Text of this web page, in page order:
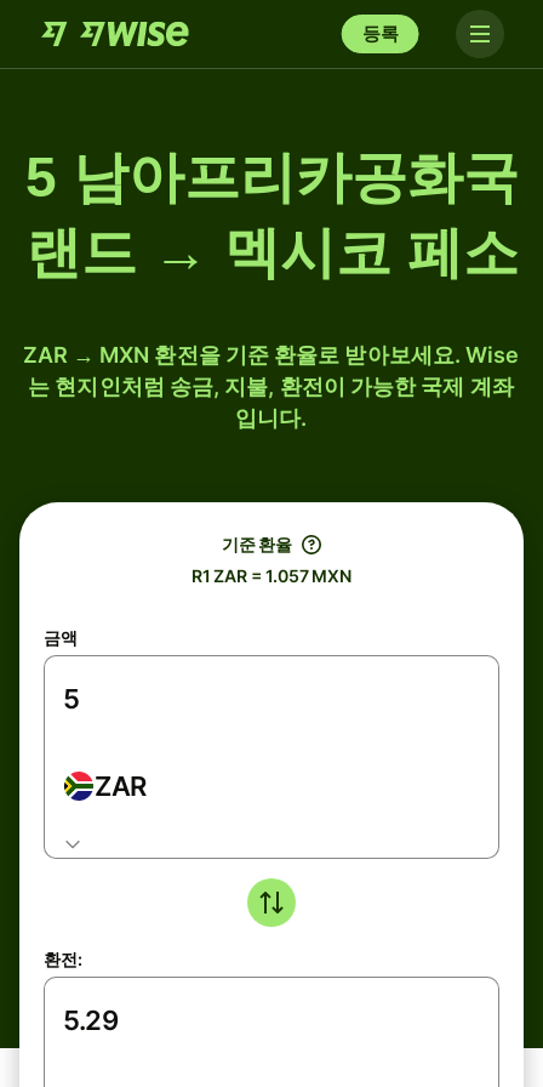
등록
5 남아프리카공화국
랜드 → 멕시코 페소
ZAR → MXN 환전을 기준 환율로 받아보세요. Wise
는 현지인처럼 송금, 지불, 환전이 가능한 국제 계좌
입니다.
기준 환율
R1 ZAR = 1.057 MXN
금액
ZAR
환전: